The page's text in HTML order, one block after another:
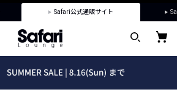
Safari公式通販サイト